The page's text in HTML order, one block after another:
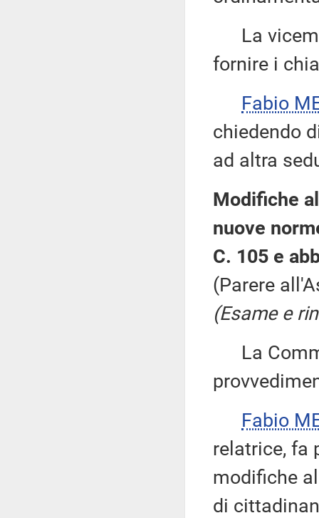
La
fornire i
Fabio
chiedendo
ad altra
Modifiche
nuove
C. 105 e
(Parere
(Esame e
La
Fabio
relatrice, fa
modifiche
di